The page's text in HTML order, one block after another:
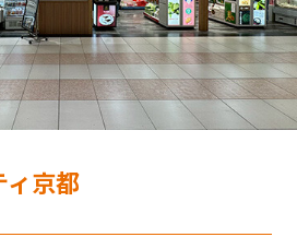
からみなさまのもとへお届けするサ
楽天市場
京都
以上のクレジットカード